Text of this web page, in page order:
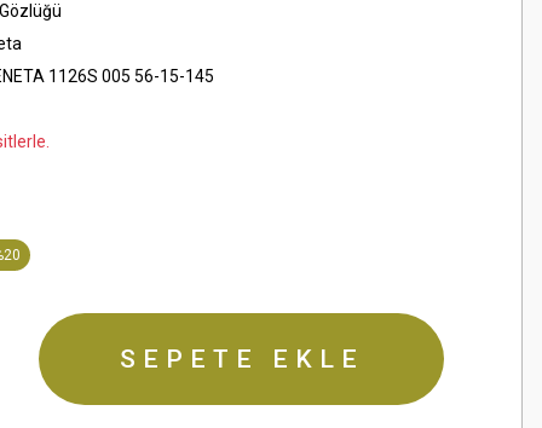
1126S 005 56-15-145
SEPETE EKLE